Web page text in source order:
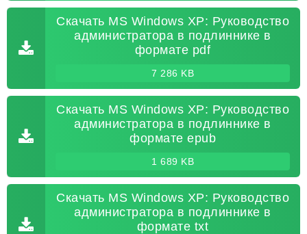
Скачать MS Windows XP: Руководство
администратора в подлиннике в
формате pdf
7 286 KB
Скачать MS Windows XP: Руководство
администратора в подлиннике в
формате epub
1 689 KB
Скачать MS Windows XP: Руководство
администратора в подлиннике в
формате txt